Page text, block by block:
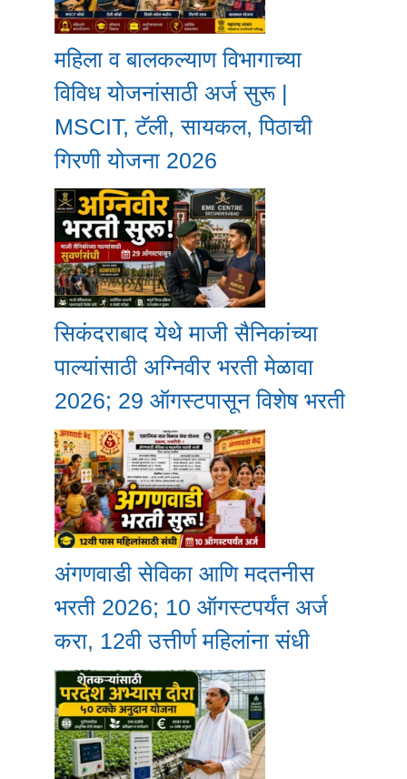
महिला व बालकल्याण विभागाच्या
विविध योजनांसाठी अर्ज सुरू |
MSCIT, टॅली, सायकल, पिठाची
गिरणी योजना 2026
सिकंदराबाद येथे माजी सैनिकांच्या
पाल्यांसाठी अग्निवीर भरती मेळावा
2026; 29 ऑगस्टपासून विशेष भरती
अंगणवाडी सेविका आणि मदतनीस
भरती 2026; 10 ऑगस्टपर्यंत अर्ज
करा, 12वी उत्तीर्ण महिलांना संधी